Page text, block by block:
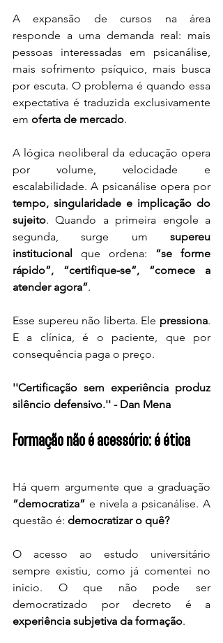
A expansão de cursos na área
responde a uma demanda real: mais
pessoas interessadas em psicanálise,
mais sofrimento psíquico, mais busca
por escuta. O problema é quando essa
expectativa é traduzida exclusivamente
em oferta de mercado.
A lógica neoliberal da educação opera
por volume, velocidade e
tempo, singularidade e implicação do
sujeito. Quando a primeira engole a
segunda, surge um supereu
institucional que ordena: “se forme
rápido”, “certifique-se”, “comece a
atender agora”.
Esse supereu não liberta. Ele pressiona.
E a clínica, é o paciente, que por
consequência paga o preço.
''Certificação sem experiência produz
silêncio defensivo.'' - Dan Mena
Formação não é acessório: é ética
“democratiza” e nivela a psicanálise. A
questão é: democratizar o quê?
O acesso ao estudo universitário
sempre existiu, como já comentei no
inicio. O que não pode ser
experiência subjetiva da formação.